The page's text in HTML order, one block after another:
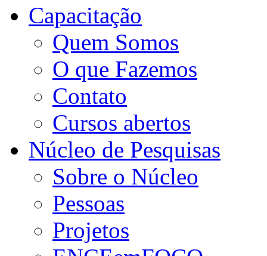
Capacitação
Quem Somos
O que Fazemos
Contato
Cursos abertos
Núcleo de Pesquisas
Sobre o Núcleo
Pessoas
Projetos